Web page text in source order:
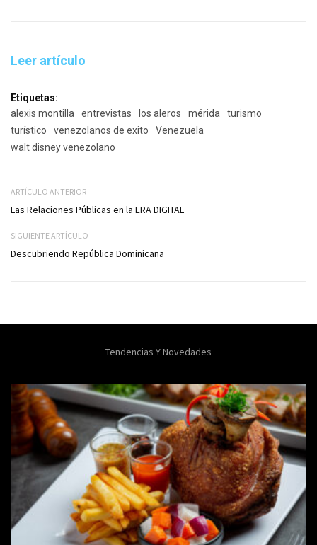
Leer artículo
Etiquetas:
alexis montilla
entrevistas los aleros mérida
turismo
turístico
venezolanos de exito
Venezuela
walt disney venezolano
ARTÍCULO ANTERIOR
Las Relaciones Públicas en la ERA DIGITAL
SIGUIENTE ARTÍCULO
Descubriendo República Dominicana
Tendencias Y Novedades